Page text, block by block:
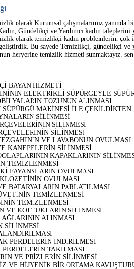
olarak Kurumsal çalışmalarımız yanında
Gündelikçi ve Yardımcı kadın
olarak temizlikçi kadın problemlerini çok
Bu sayede Temizlikçi, gündelikçi ve
heryerine temizlik hizmeti sunmaktayız.
BAYAN HİZMETİ
ELEKTRİKLİ SÜPÜRGEYLE
TOZUNUN ALINMASI
SÜPÜRGÜ MAKİNESİ İLE ÇEKİLDİKTEN
SİLİNMESİ
SİLİNMESİ
SİLİNMESİ
VE LAVABONUN OVULMASI
KANEPELERİN SİLİNMESİ
KAPAKLARININ
TEMİZLENMESİ
FAYANSLARIN OVULMASI
OVULMASI
BATARYALARIN PARLATILMASI
TEMİZLENMESİ
TEMİZLENMESİ
VE KOLTUKLARIN SİLİNMESİ
AĞLARININ ALINMASI
SİLİNMESİ
PERDELERİN İNDİRİLMESİ
PERDELERİN TAKILMASI
VE PRİZLERİN SİLİNMESİ
VE HİJYENİK BİR ORTAMA